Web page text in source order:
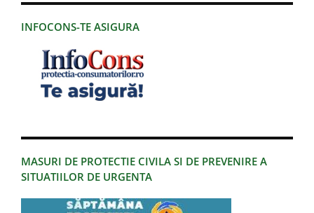
INFOCONS-TE ASIGURA
MASURI DE PROTECTIE CIVILA SI DE PREVENIRE A
SITUATIILOR DE URGENTA